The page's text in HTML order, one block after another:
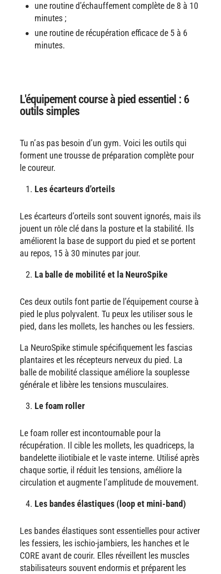
une routine d’échauffement complète de 8 à 10
minutes ;
une routine de récupération efficace de 5 à 6
minutes.
L'équipement course à pied essentiel : 6
outils simples
Tu n’as pas besoin d’un gym. Voici les outils qui
forment une trousse de préparation complète pour
le coureur.
Les écarteurs d’orteils
Les écarteurs d’orteils sont souvent ignorés, mais ils
jouent un rôle clé dans la posture et la stabilité. Ils
améliorent la base de support du pied et se portent
au repos, 15 à 30 minutes par jour.
La balle de mobilité et la NeuroSpike
Ces deux outils font partie de l’équipement course à
pied le plus polyvalent. Tu peux les utiliser sous le
pied, dans les mollets, les hanches ou les fessiers.
La NeuroSpike stimule spécifiquement les fascias
plantaires et les récepteurs nerveux du pied. La
balle de mobilité classique améliore la souplesse
générale et libère les tensions musculaires.
Le foam roller
Le foam roller est incontournable pour la
récupération. Il cible les mollets, les quadriceps, la
bandelette iliotibiale et le vaste interne. Utilisé après
chaque sortie, il réduit les tensions, améliore la
circulation et augmente l’amplitude de mouvement.
Les bandes élastiques (loop et mini-band)
Les bandes élastiques sont essentielles pour activer
les fessiers, les ischio-jambiers, les hanches et le
CORE avant de courir. Elles réveillent les muscles
stabilisateurs souvent endormis et préparent les